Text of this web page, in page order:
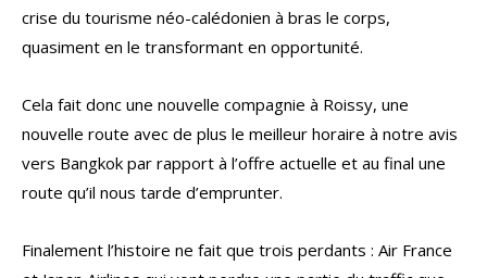
crise du tourisme néo-calédonien à bras le corps,
quasiment en le transformant en opportunité.
Cela fait donc une nouvelle compagnie à Roissy, une
nouvelle route avec de plus le meilleur horaire à notre avis
vers Bangkok par rapport à l’offre actuelle et au final une
route qu’il nous tarde d’emprunter.
Finalement l’histoire ne fait que trois perdants : Air France